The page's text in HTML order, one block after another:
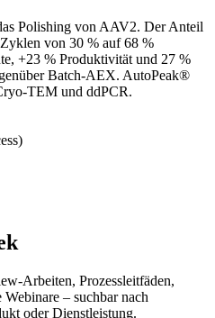
Polishing von AAV2. Der Anteil
von 30 % auf 68 %
+23 % Produktivität und 27 %
Batch-AEX. AutoPeak®
TEM und ddPCR.
Arbeiten, Prozessleitfäden,
– suchbar nach
oder Dienstleistung.